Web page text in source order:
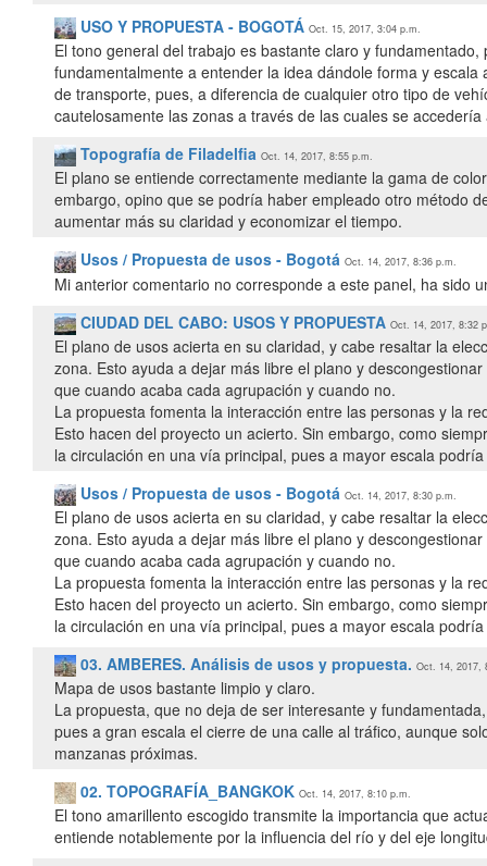
USO Y PROPUESTA - BOGOTÁ Oct. 15, 2017, 3:04 p.m.
El tono general del trabajo es bastante claro y
fundamentalmente a entender la idea dándole forma y
de transporte, pues, a diferencia de cualquier otro tipo de
cautelosamente las zonas a través de las cuales se accedería
Topografía de Filadelfia Oct. 14, 2017, 8:55 p.m.
El plano se entiende correctamente mediante la gama de
embargo, opino que se podría haber empleado otro método
aumentar más su claridad y economizar el tiempo.
Usos / Propuesta de usos - Bogotá Oct. 14, 2017, 8:36 p.m.
Mi anterior comentario no corresponde a este panel, ha sido
CIUDAD DEL CABO: USOS Y PROPUESTA Oct. 14, 2017, 8:32
El plano de usos acierta en su claridad, y cabe resaltar la
zona. Esto ayuda a dejar más libre el plano y
que cuando acaba cada agrupación y cuando no.
La propuesta fomenta la interacción entre las personas y la
Esto hacen del proyecto un acierto. Sin embargo, como
la circulación en una vía principal, pues a mayor escala
Usos / Propuesta de usos - Bogotá Oct. 14, 2017, 8:30 p.m.
El plano de usos acierta en su claridad, y cabe resaltar la
zona. Esto ayuda a dejar más libre el plano y
que cuando acaba cada agrupación y cuando no.
La propuesta fomenta la interacción entre las personas y la
Esto hacen del proyecto un acierto. Sin embargo, como
la circulación en una vía principal, pues a mayor escala
03. AMBERES. Análisis de usos y propuesta. Oct. 14, 2017,
Mapa de usos bastante limpio y claro.
La propuesta, que no deja de ser interesante y
pues a gran escala el cierre de una calle al tráfico, aunque
manzanas próximas.
02. TOPOGRAFÍA_BANGKOK Oct. 14, 2017, 8:10 p.m.
El tono amarillento escogido transmite la importancia que
entiende notablemente por la influencia del río y del eje